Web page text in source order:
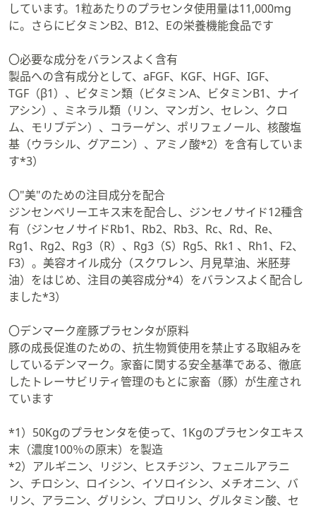
しています。1粒あたりのプラセンタ使用量は11,000mg
に。さらにビタミンB2、B12、Eの栄養機能食品です
〇必要な成分をバランスよく含有
製品への含有成分として、aFGF、KGF、HGF、IGF、
TGF（β1）、ビタミン類（ビタミンA、ビタミンB1、ナイ
アシン）、ミネラル類（リン、マンガン、セレン、クロ
ム、モリブデン）、コラーゲン、ポリフェノール、核酸塩
基（ウラシル、グアニン）、アミノ酸*2）を含有していま
す*3）
〇"美"のための注目成分を配合
ジンセンベリーエキス末を配合し、ジンセノサイド12種含
有（ジンセノサイドRb1、Rb2、Rb3、Rc、Rd、Re、
Rg1、Rg2、Rg3（R）、Rg3（S）Rg5、Rk1 、Rh1、F2、
F3）。美容オイル成分（スクワレン、月見草油、米胚芽
油）をはじめ、注目の美容成分*4）をバランスよく配合し
ました*3）
〇デンマーク産豚プラセンタが原料
豚の成長促進のための、抗生物質使用を禁止する取組みを
しているデンマーク。家畜に関する安全基準である、徹底
したトレーサビリティ管理のもとに家畜（豚）が生産され
ています
*1）50Kgのプラセンタを使って、1Kgのプラセンタエキス
末（濃度100％の原末）を製造
*2）アルギニン、リジン、ヒスチジン、フェニルアラニ
ン、チロシン、ロイシン、イソロイシン、メチオニン、バ
リン、アラニン、グリシン、プロリン、グルタミン酸、セ